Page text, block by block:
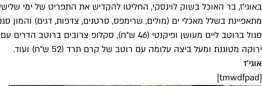
באוגי'ז, בר האוכל בשוק לוינסקי, החליטו להקדיש את התפריט של ימי
ירוקה מטוגנת ומעל ביצה עלומה עם רוטב של קרם תרד (52 ש"ח) ועוד.
אוגי'ז
[tmwdfpad]